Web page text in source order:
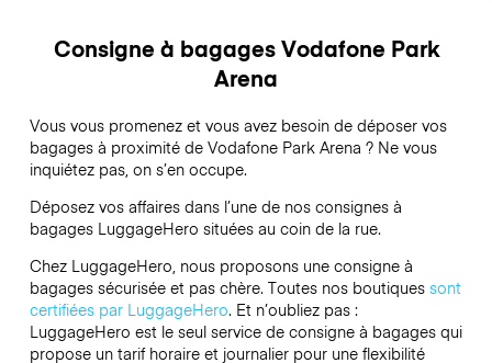
Consigne à bagages Vodafone Park
Arena
Vous vous promenez et vous avez besoin de déposer vos
bagages à proximité de Vodafone Park Arena ? Ne vous
inquiétez pas, on s’en occupe.
Déposez vos affaires dans l’une de nos consignes à
bagages LuggageHero situées au coin de la rue.
Chez LuggageHero, nous proposons une consigne à
bagages sécurisée et pas chère. Toutes nos boutiques sont
certifiées par LuggageHero. Et n’oubliez pas :
LuggageHero est le seul service de consigne à bagages qui
propose un tarif horaire et journalier pour une flexibilité